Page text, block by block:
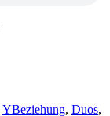
YBeziehung, Duos,